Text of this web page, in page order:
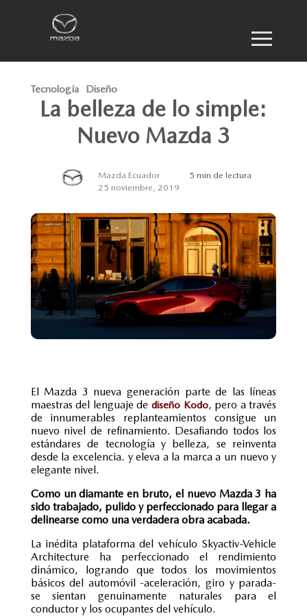
Tecnología Diseño
La belleza de lo simple:
Nuevo Mazda 3
Mazda Ecuador
25 noviembre, 2019
5 min de lectura
El Mazda 3 nueva generación parte de las líneas
maestras del lenguaje de diseño Kodo, pero a través
de innumerables replanteamientos consigue un
nuevo nivel de refinamiento. Desafiando todos los
estándares de tecnología y belleza, se reinventa
desde la excelencia. y eleva a la marca a un nuevo y
elegante nivel.
Como un diamante en bruto, el nuevo Mazda 3 ha
sido trabajado, pulido y perfeccionado para llegar a
delinearse como una verdadera obra acabada.
La inédita plataforma del vehículo Skyactiv-Vehicle
Architecture ha perfeccionado el rendimiento
dinámico, logrando que todos los movimientos
básicos del automóvil ­­-aceleración, giro y parada-
se sientan genuinamente naturales para el
conductor y los ocupantes del vehículo.